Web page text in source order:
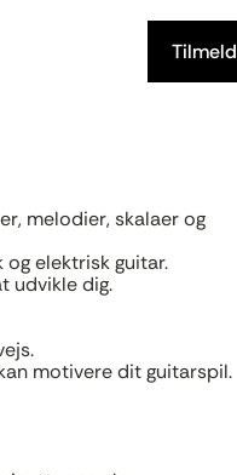
Tilmeld
melodier, skalaer og
og elektrisk guitar.
udvikle dig.
motivere dit guitarspil.